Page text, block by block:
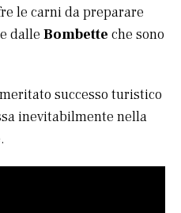
le carni da preparare
dalle Bombette che sono
successo turistico
inevitabilmente nella